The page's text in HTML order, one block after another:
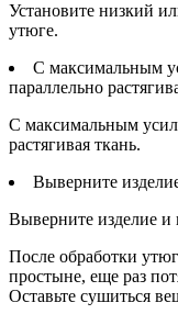
Установите низкий
утюге.
С максимальным
параллельно
С максимальным
растягивая ткань.
Выверните
Выверните изделие и
После обработки
простыне, еще раз
Оставьте сушиться